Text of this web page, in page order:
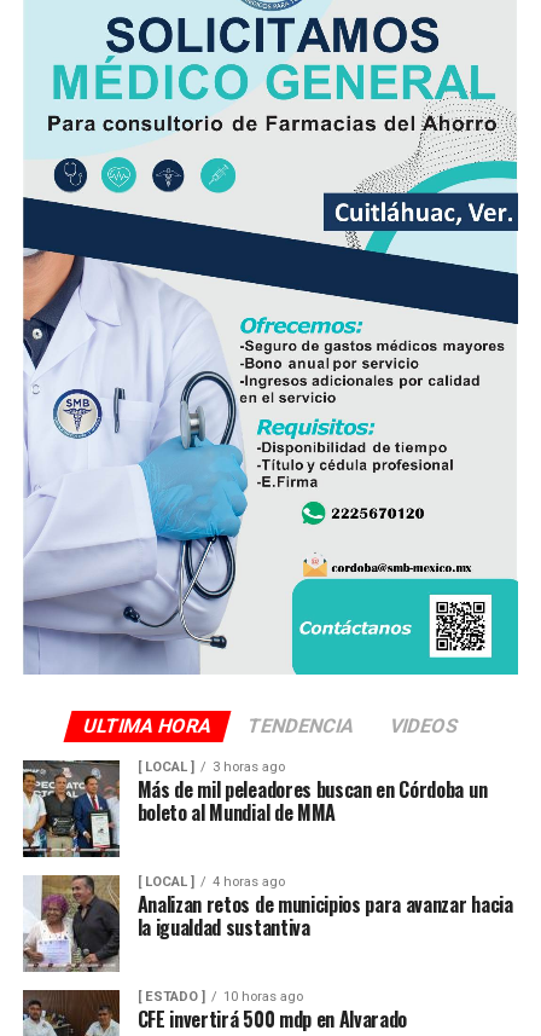
ULTIMA HORA TENDENCIA VIDEOS
[ LOCAL ] 3 horas ago
Más de mil peleadores buscan en Córdoba un
boleto al Mundial de MMA
[ LOCAL ] 4 horas ago
Analizan retos de municipios para avanzar hacia
la igualdad sustantiva
[ ESTADO ] 10 horas ago
CFE invertirá 500 mdp en Alvarado